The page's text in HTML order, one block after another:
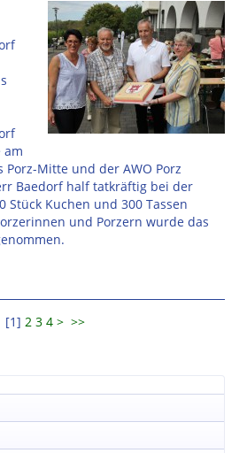
am
Porz-Mitte und der AWO Porz
Baedorf half tatkräftig bei der
Stück Kuchen und 300 Tassen
und Porzern wurde das
[1] 2 3 4 > >>